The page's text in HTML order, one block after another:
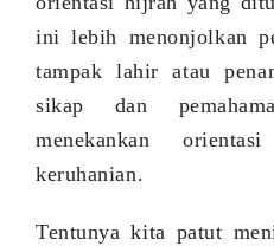
ini lebih menonjolkan
tampak lahir atau
sikap dan
menekankan
keruhanian.
Tentunya kita patut